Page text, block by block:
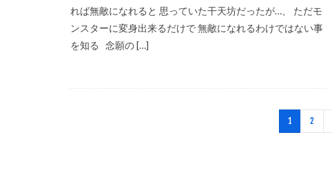
れば無敵になれると 思っていた干天坊だったが…、 ただモ
ンスターに変身出来るだけで 無敵になれるわけではない事
を知る 念願の […]
1 2